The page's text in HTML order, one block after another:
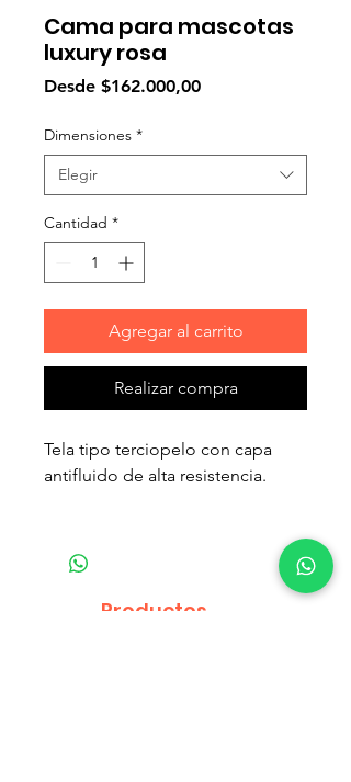
Cama para mascotas
luxury rosa
Desde $162.000,00Precio
Dimensiones *
Elegir
Cantidad *
Agregar al carrito
Realizar compra
Tela tipo terciopelo con capa
antifluido de alta resistencia.
inferior que permite la remosión
del relleno facilitando el lavado.
El cojin no esta adherido a la
Productos